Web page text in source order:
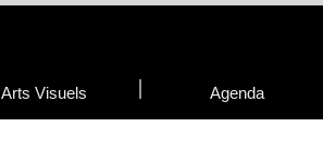
Arts Visuels Agenda